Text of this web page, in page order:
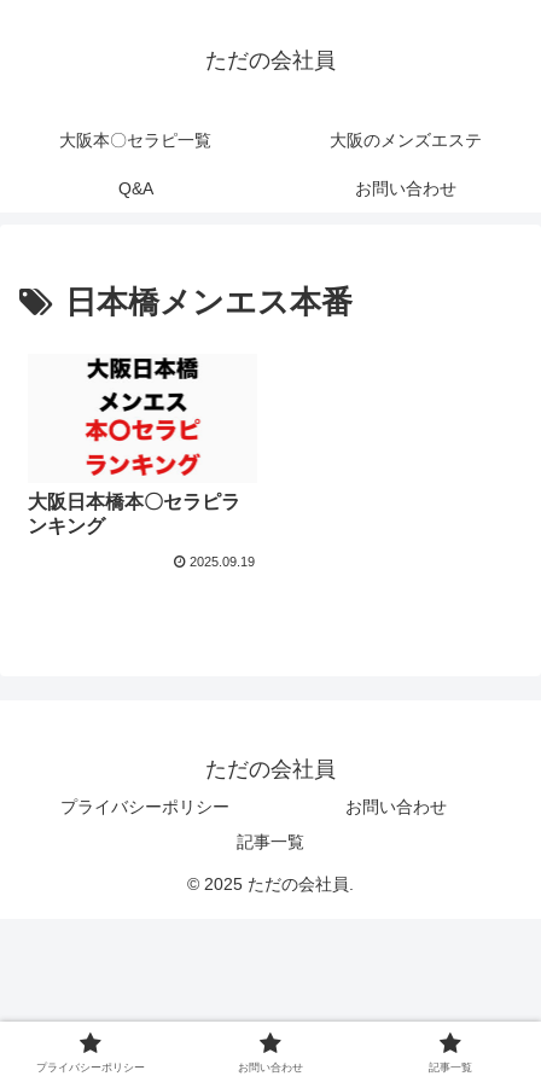
ただの会社員
大阪本〇セラピ一覧 大阪のメンズエステ
Q&A お問い合わせ
日本橋メンエス本番
大阪日本橋本〇セラピラ
ンキング
2025.09.19
ただの会社員
プライバシーポリシー
お問い合わせ
記事一覧
© 2025 ただの会社員.
プライバシーポリシー お問い合わせ 記事一覧